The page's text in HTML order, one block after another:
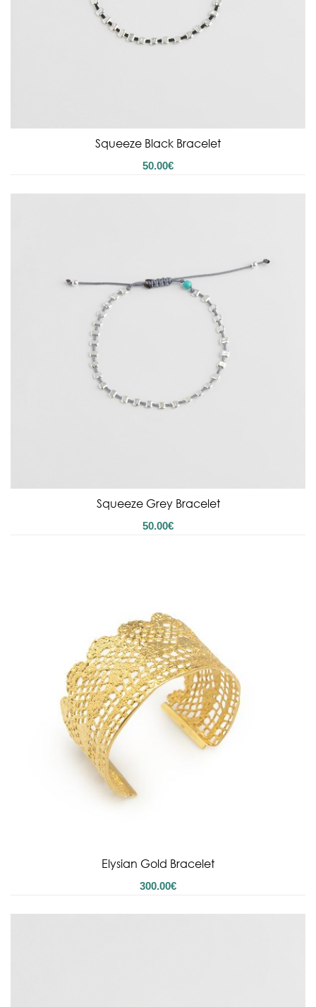
Squeeze Black Bracelet
50.00€
Squeeze Grey Bracelet
50.00€
Elysian Gold Bracelet
300.00€